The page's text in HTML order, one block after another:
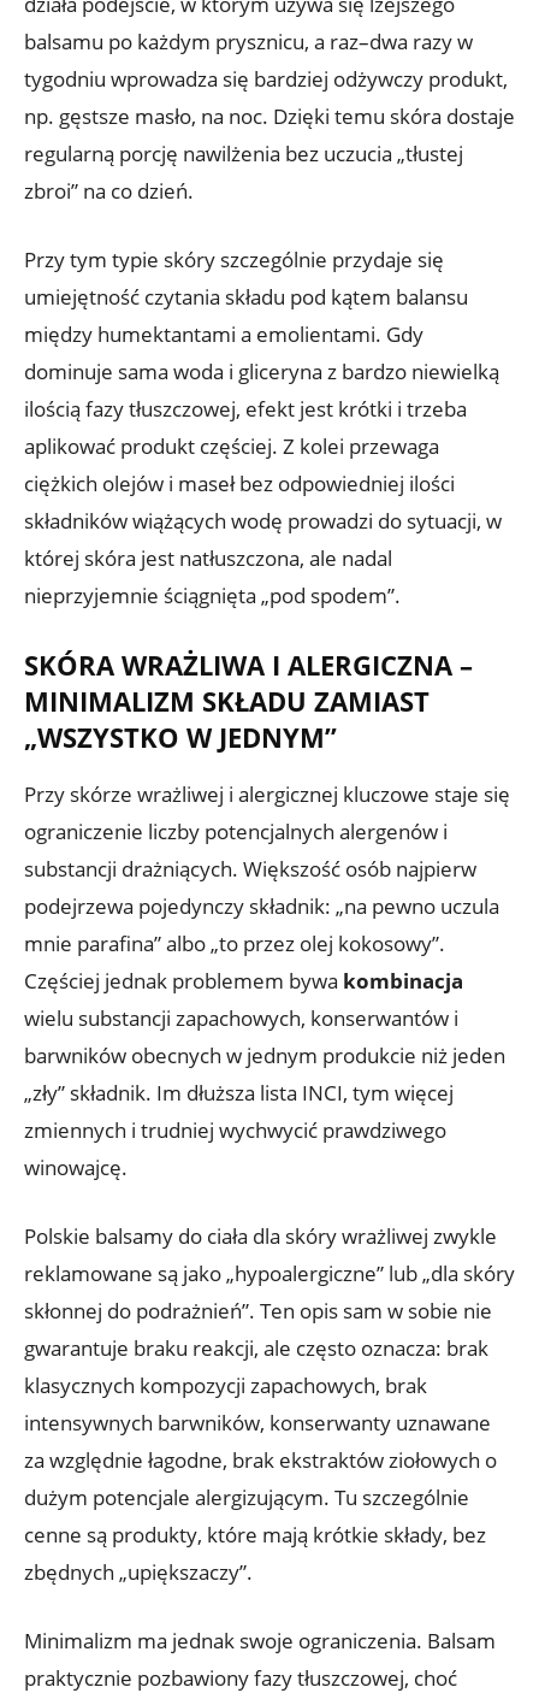
balsamu po każdym prysznicu, a raz–dwa razy w
tygodniu wprowadza się bardziej odżywczy produkt,
np. gęstsze masło, na noc. Dzięki temu skóra dostaje
regularną porcję nawilżenia bez uczucia „tłustej
zbroi” na co dzień.
Przy tym typie skóry szczególnie przydaje się
umiejętność czytania składu pod kątem balansu
między humektantami a emolientami. Gdy
dominuje sama woda i gliceryna z bardzo niewielką
ilością fazy tłuszczowej, efekt jest krótki i trzeba
aplikować produkt częściej. Z kolei przewaga
ciężkich olejów i maseł bez odpowiedniej ilości
składników wiążących wodę prowadzi do sytuacji, w
której skóra jest natłuszczona, ale nadal
nieprzyjemnie ściągnięta „pod spodem”.
SKÓRA WRAŻLIWA I ALERGICZNA –
MINIMALIZM SKŁADU ZAMIAST
„WSZYSTKO W JEDNYM”
Przy skórze wrażliwej i alergicznej kluczowe staje się
ograniczenie liczby potencjalnych alergenów i
substancji drażniących. Większość osób najpierw
podejrzewa pojedynczy składnik: „na pewno uczula
mnie parafina” albo „to przez olej kokosowy”.
Częściej jednak problemem bywa kombinacja
wielu substancji zapachowych, konserwantów i
barwników obecnych w jednym produkcie niż jeden
„zły” składnik. Im dłuższa lista INCI, tym więcej
zmiennych i trudniej wychwycić prawdziwego
winowajcę.
Polskie balsamy do ciała dla skóry wrażliwej zwykle
reklamowane są jako „hypoalergiczne” lub „dla skóry
skłonnej do podrażnień”. Ten opis sam w sobie nie
gwarantuje braku reakcji, ale często oznacza: brak
klasycznych kompozycji zapachowych, brak
intensywnych barwników, konserwanty uznawane
za względnie łagodne, brak ekstraktów ziołowych o
dużym potencjale alergizującym. Tu szczególnie
cenne są produkty, które mają krótkie składy, bez
zbędnych „upiększaczy”.
Minimalizm ma jednak swoje ograniczenia. Balsam
praktycznie pozbawiony fazy tłuszczowej, choć